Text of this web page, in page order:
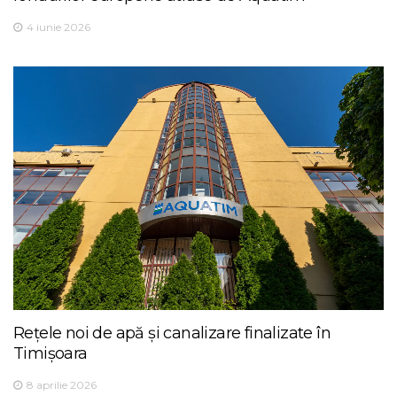
4 iunie 2026
Rețele noi de apă și canalizare finalizate în
Timișoara
8 aprilie 2026